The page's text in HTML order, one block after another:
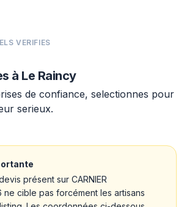
VERIFIES
à Le Raincy
de confiance, selectionnes pour
serieux.
présent sur CARNIER
ne cible pas forcément les artisans